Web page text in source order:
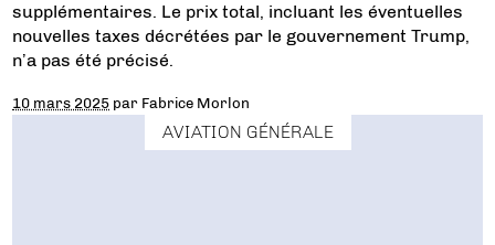
supplémentaires. Le prix total, incluant les éventuelles
nouvelles taxes décrétées par le gouvernement Trump,
n’a pas été précisé.
10 mars 2025 par Fabrice Morlon
AVIATION GÉNÉRALE